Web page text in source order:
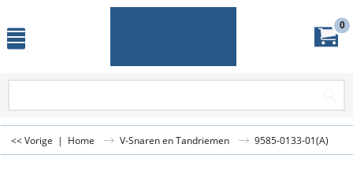
0
<< Vorige | Home V-Snaren en Tandriemen 9585-0133-01(A)